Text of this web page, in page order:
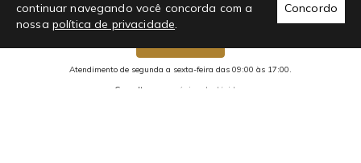
continuar navegando você concorda com a
nossa política de privacidade.
Concordo
Atendimento de segunda a sexta-feira das 09:00 às 17:00.
Consulte nossa
página de dúvidas.